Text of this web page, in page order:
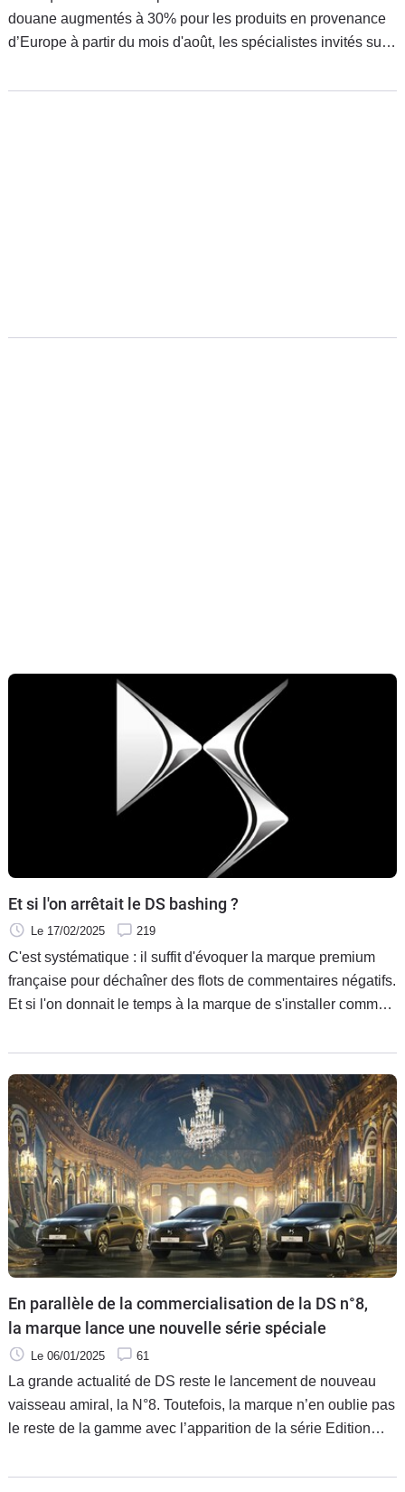
douane augmentés à 30% pour les produits en provenance
d’Europe à partir du mois d'août, les spécialistes invités sur
potentielles de ces mesures. Avec quelques surprises.
Et si l'on arrêtait le DS bashing ?
Le 17/02/2025 219
C'est systématique : il suffit d'évoquer la marque premium
française pour déchaîner des flots de commentaires négatifs.
Et si l'on donnait le temps à la marque de s'installer comme
l'une des spécialité française : l'auto dénigrement ?
En parallèle de la commercialisation de la DS n°8,
la marque lance une nouvelle série spéciale
Le 06/01/2025 61
La grande actualité de DS reste le lancement de nouveau
vaisseau amiral, la N°8. Toutefois, la marque n’en oublie pas
le reste de la gamme avec l’apparition de la série Edition